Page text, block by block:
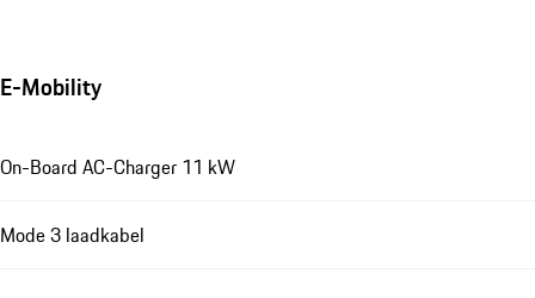
E-Mobility
On-Board AC-Charger 11 kW
Mode 3 laadkabel